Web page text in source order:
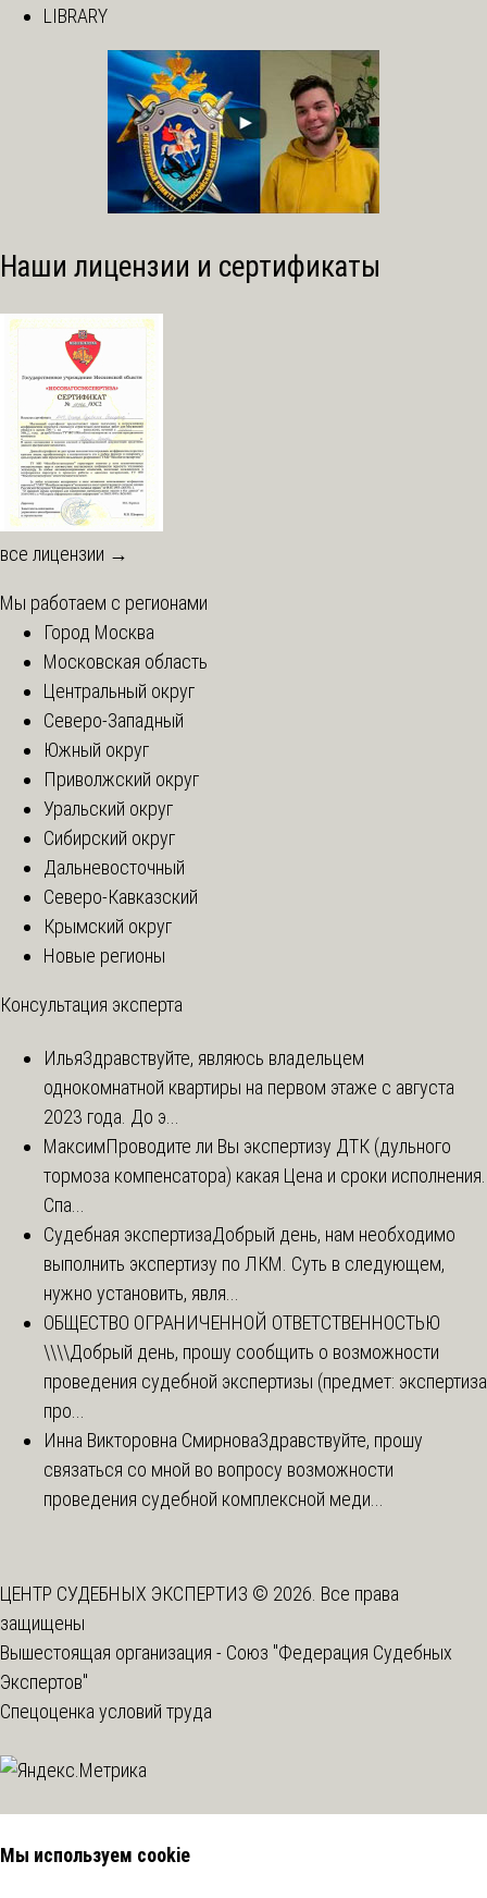
LIBRARY
Наши лицензии и сертификаты
все лицензии →
Мы работаем с регионами
Город Москва
Московская область
Центральный округ
Северо-Западный
Южный округ
Приволжский округ
Уральский округ
Сибирский округ
Дальневосточный
Северо-Кавказский
Крымский округ
Новые регионы
Консультация эксперта
ИльяЗдравствуйте, являюсь владельцем
однокомнатной квартиры на первом этаже с августа
2023 года. До э...
МаксимПроводите ли Вы экспертизу ДТК (дульного
тормоза компенсатора) какая Цена и сроки исполнения.
Спа...
Судебная экспертизаДобрый день, нам необходимо
выполнить экспертизу по ЛКМ. Суть в следующем,
нужно установить, явля...
ОБЩЕСТВО ОГРАНИЧЕННОЙ ОТВЕТСТВЕННОСТЬЮ
\\\\Добрый день, прошу сообщить о возможности
проведения судебной экспертизы (предмет: экспертиза
про...
Инна Викторовна СмирноваЗдравствуйте, прошу
связаться со мной во вопросу возможности
проведения судебной комплексной меди...
ЦЕНТР СУДЕБНЫХ ЭКСПЕРТИЗ © 2026. Все права
защищены
Вышестоящая организация - Союз "Федерация Судебных
Экспертов"
Спецоценка условий труда
Мы используем cookie